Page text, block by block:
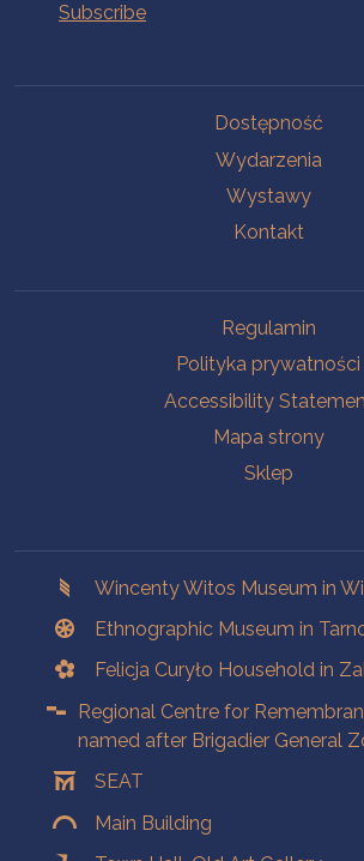
Dostępność
Wydarzenia
Wystawy
Kontakt
Regulamin
Polityka prywatności
Accessibility
Mapa strony
Sklep
Wincenty Witos Museum in
Ethnographic Museum in
Felicja Curyło Household in
Regional Centre for
named after Brigadier General
SEAT
Main Building